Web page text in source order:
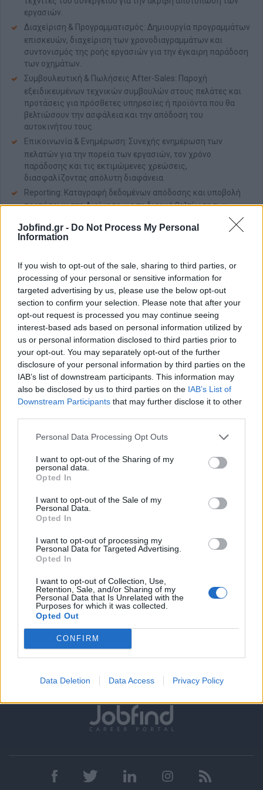
Jobfind.gr - Do Not Process My Personal
Information
If you wish to opt-out of the sale, sharing to third parties, or
processing of your personal or sensitive information for
targeted advertising by us, please use the below opt-out
section to confirm your selection. Please note that after your
opt-out request is processed you may continue seeing
interest-based ads based on personal information utilized by
us or personal information disclosed to third parties prior to
your opt-out. You may separately opt-out of the further
disclosure of your personal information by third parties on the
IAB’s list of downstream participants. This information may
also be disclosed by us to third parties on the IAB’s List of
Downstream Participants that may further disclose it to other
Personal Data Processing Opt Outs
I want to opt-out of the Sharing of my
personal data.
Opted In
I want to opt-out of the Sale of my
Personal Data.
Opted In
I want to opt-out of processing my
Personal Data for Targeted Advertising.
Opted In
I want to opt-out of Collection, Use,
Retention, Sale, and/or Sharing of my
Personal Data that Is Unrelated with the
Purposes for which it was collected.
Opted Out
CONFIRM
Data Deletion Data Access Privacy Policy
εργασιών.
Διαχείριση & Προγραμματισμός: Δημιουργία προγραμμάτων
επισκευών, διαχείριση των χρονοδιαγραμμάτων και
συντονισμός της ροής εργασιών για την έγκαιρη παράδοση
των οχημάτων.
Συμβουλευτική & Πωλήσεις After-Sales: Παροχή
εξειδικευμένων τεχνικών συμβουλών στους πελάτες και
προτάσεις για πρόσθετες υπηρεσίες ή προϊόντα που θα
βελτιώσουν την ασφάλεια και την απόδοση του
αυτοκινήτου τους.
Επικοινωνία & Ενημέρωση: Συνεχής ενημέρωση των
πελατών για την πορεία των εργασιών, τον χρόνο
παράδοσης και τις εκτιμώμενες χρεώσεις,
διασφαλίζοντας απόλυτη διαφάνεια.
Reporting: Καταγραφή δεδομένων απόδοσης και υποβολή
προτάσεων στη Διοίκηση για τη διαρκή βελτίωση των
Απαραίτητα Προσόντα
Πτυχίο ή πιστοποίηση στη Μηχανολογία Αυτοκινήτων ή
συναφή τεχνικό τομέα.
Τουλάχιστον 3 χρόνια αποδεδειγμένης εμπειρίας σε
τεχνικό ρόλο ή ρόλο εξυπηρέτησης πελατών (Front Desk /
Service Advisor) στον κλάδο του αυτοκινήτου.
Άριστες επικοινωνιακές δεξιότητες, επαγγελματισμός και
πελατοκεντρική αντίληψη.
Ικανότητα αποτελεσματικής επίλυσης προβλημάτων και
προσαρμοστικότητα σε περιβάλλον με γρήγορους ρυθμούς.
Καλή γνώση των σύγχρονων τεχνικών χαρακτηριστικών
Επιθυμητά Προσόντα (Nice-to-Have):
συστημάτων ERP.
Εξοικείωση με premium brands (π.χ. διαδικασίες
Ικανότητα διαχείρισης πολλαπλών καθηκόντων και
εργασίας υπό πίεση χρόνου
Παροχές
Ανταγωνιστικό πακέτο αποδοχών αναλόγως προσόντων
Συνεχή εκπαίδευση και πιστοποιήσεις μέσω των επίσημων
εισαγωγικών εταιρειών (Toyota, BMW κ.λπ.).
Σύγχρονο, οργανωμένο και ευχάριστο περιβάλλον εργασίας.
Σημαντικές προοπτικές εξέλιξης σε έναν από τους
μεγαλύτερους ομίλους αυτοκινήτου στην περιοχή.